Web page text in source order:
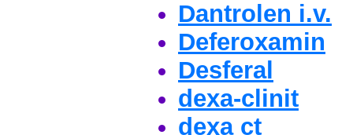
Dantrolen i.v.
Deferoxamin
Desferal
dexa-clinit
dexa ct